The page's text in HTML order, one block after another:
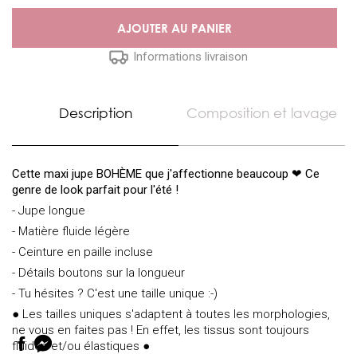
AJOUTER AU PANIER
Informations livraison
Description Composition et lavage
Cette maxi jupe BOHÈME que j'affectionne beaucoup ❤ Ce
genre de look parfait pour l'été !
- Jupe longue
- Matière fluide légère
- Ceinture en paille incluse
- Détails boutons sur la longueur
- Tu hésites ? C'est une taille unique :-)
● Les tailles uniques s'adaptent à toutes les morphologies,
ne vous en faites pas ! En effet, les tissus sont toujours
fluides et/ou élastiques ●